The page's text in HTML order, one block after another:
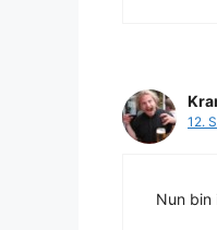
12.
Nun bin